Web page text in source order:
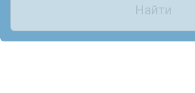
Найти